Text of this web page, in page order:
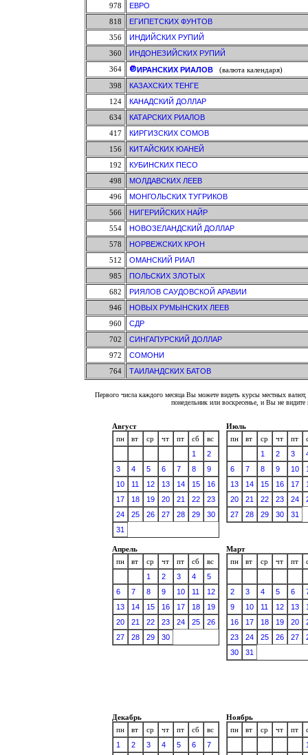
978
ЕВРО
818
ЕГИПЕТСКИХ ФУНТОВ
356
ИНДИЙСКИХ РУПИЙ
360
ИНДОНЕЗИЙСКИХ РУПИЙ
364
ИРАНСКИХ РИАЛОВ(валюта календаря)
398
КАЗАХСКИХ ТЕНГЕ
124
КАНАДСКИЙ ДОЛЛАР
634
КАТАРСКИХ РИАЛОВ
417
КИРГИЗСКИХ СОМОВ
156
КИТАЙСКИХ ЮАНЕЙ
192
КУБИНСКИХ ПЕСО
498
МОЛДАВСКИХ ЛЕЕВ
496
МОНГОЛЬСКИХ ТУГРИКОВ
566
НИГЕРИЙСКИХ НАЙР
554
НОВОЗЕЛАНДСКИЙ ДОЛЛАР
578
НОРВЕЖСКИХ КРОН
512
ОМАНСКИЙ РИАЛ
985
ПОЛЬСКИХ ЗЛОТЫХ
682
РИЯЛОВ САУДОВСКОЙ АРАВИИ
946
НОВЫХ РУМЫНСКИХ ЛЕЕВ
960
СДР
702
СИНГАПУРСКИЙ ДОЛЛАР
972
СОМОНИ
764
ТАИЛАНДСКИХ БАТОВ
Первого числа каждого месяца Вы можете видеть курсы местных
понедельник или воскресенье, и Вы не
Август
пн
вт ср чт пт сб
вс
1
2
3
4 5 6 7 8
9
10
11 12 13 14 15
16
17
18 19 20 21 22
23
24
25 26 27 28 29
30
31
Июль
пн
вт ср чт пт
1
2 3
6
7 8 9 10
13
14 15 16 17
20
21 22 23 24
27
28 29 30 31
Апрель
пн
вт ср чт пт сб
вс
1
2 3 4
5
6
7 8 9 10 11
12
13
14 15 16 17 18
19
20
21 22 23 24 25
26
27
28 29 30
Март
пн
вт ср чт пт
2 3 4 5 6
9
10 11 12 13
16
17 18 19 20
23
24 25 26 27
30
31
Декабрь
пн
вт ср чт пт сб
вс
1
2 3 4 5 6
7
Ноябрь
пн
вт ср чт пт